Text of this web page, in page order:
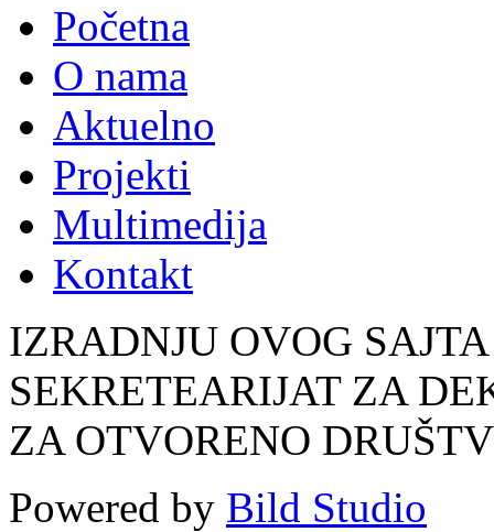
Početna
O nama
Aktuelno
Projekti
Multimedija
Kontakt
IZRADNJU OVOG
SEKRETEARIJAT ZA
ZA OTVORENO
Powered by Bild Studio